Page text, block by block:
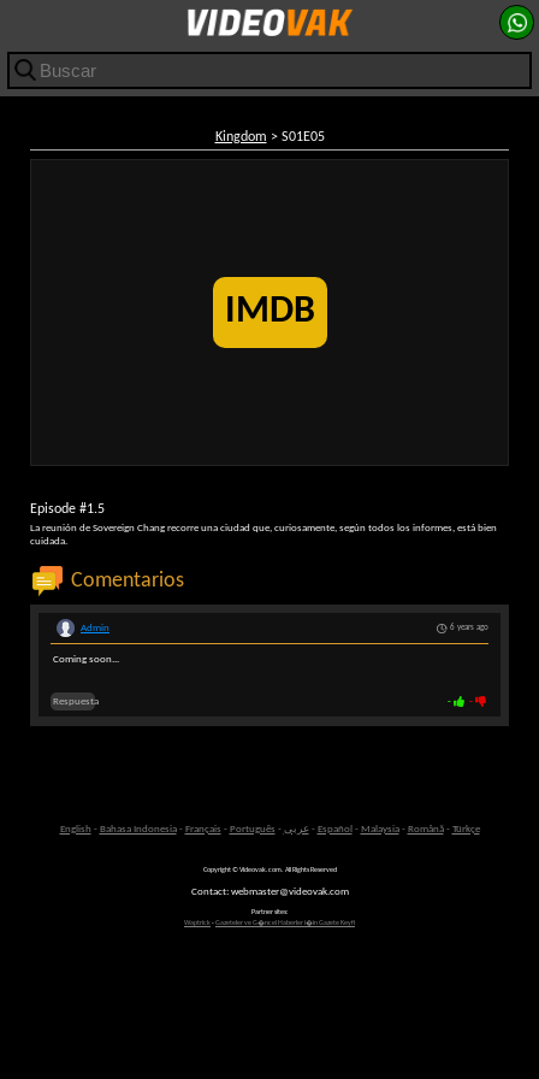
Kingdom > S01E05
IMDB
Episode #1.5
La reunión de Sovereign Chang recorre una ciudad que, curiosamente, según todos los informes, está bien
cuidada.
Comentarios
6 years ago
Admin
Coming soon...
- -
Respuesta
English - Bahasa Indonesia- Français - Português - عربى- Español - Malaysia- Română- Türkçe
Copyright © Videovak.com. All Rights Reserved
Contact: webmaster@videovak.com
Partner sites:
Waptrick-Gazeteler ve G�ncel Haberler i�in Gazete Keyfi